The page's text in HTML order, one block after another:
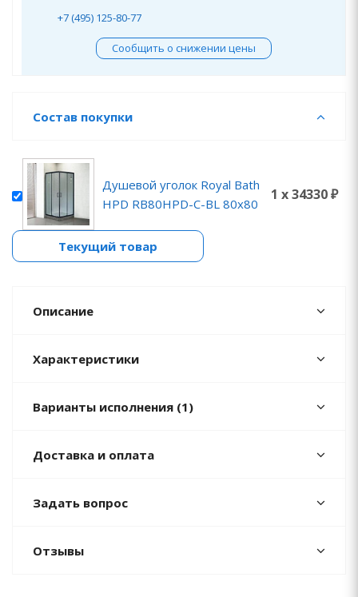
+7 (495) 125-80-77
Сообщить о снижении цены
Состав покупки
Душевой уголок Royal Bath
HPD RB80HPD-C-BL 80x80
1 x 34330 ₽
Текущий товар
Описание
Характеристики
Варианты исполнения (1)
Доставка и оплата
Задать вопрос
Отзывы